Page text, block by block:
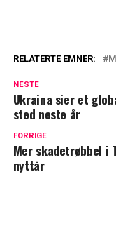
RELATERTE EMNER:
NESTE
Ukraina sier et
sted neste år
FORRIGE
Mer skadetrøbbel i
nyttår